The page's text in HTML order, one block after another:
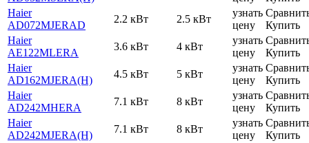
Haier
AD072MJERAD
2.2 кВт 2.5 кВт
узнать
цену
Купить
Haier
AE122MLERA
3.6 кВт 4 кВт
узнать
цену
Купить
Haier
AD162MJERA(H)
4.5 кВт 5 кВт
узнать
цену
Купить
Haier
AD242MHERA
7.1 кВт 8 кВт
узнать
цену
Купить
Haier
AD242MJERA(H)
7.1 кВт 8 кВт
узнать
цену
Купить